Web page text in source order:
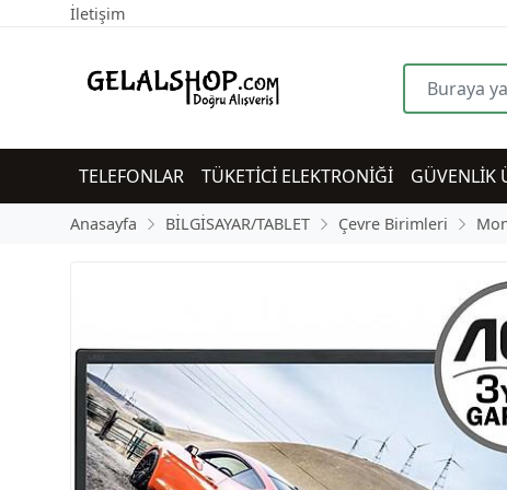
İletişim
TELEFONLAR TÜKETİCİ ELEKTRONİĞİ GÜVENLİK
Anasayfa BİLGİSAYAR/TABLET Çevre Birimleri